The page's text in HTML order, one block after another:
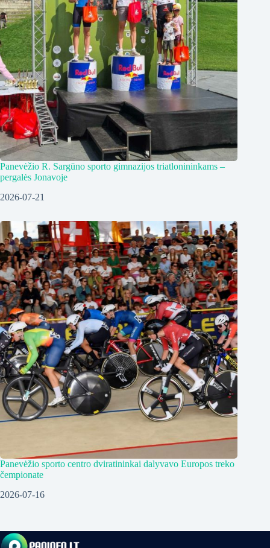
Panevėžio R. Sargūno sporto gimnazijos triatlonininkams –
pergalės Jonavoje
2026-07-21
Panevėžio sporto centro dviratininkai dalyvavo Europos treko
čempionate
2026-07-16